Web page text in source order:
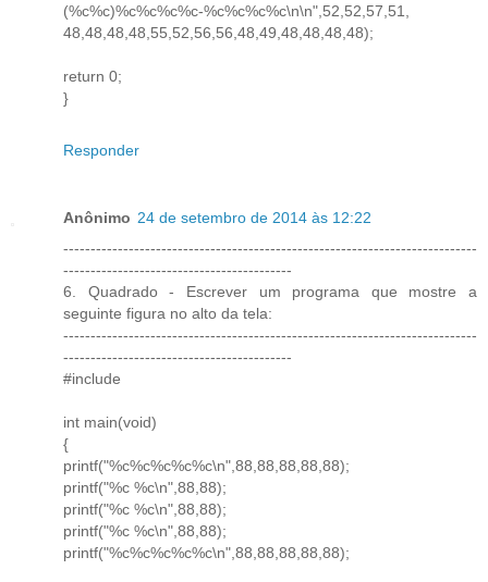
(%c%c)%c%c%c%c-%c%c%c%c\n\n",52,52,57,51,
48,48,48,48,55,52,56,56,48,49,48,48,48,48);
return 0;
}
Responder
Anônimo 24 de setembro de 2014 às 12:22
----------------------------------------------------------------------------
------------------------------------------
6. Quadrado - Escrever um programa que mostre a
seguinte figura no alto da tela:
----------------------------------------------------------------------------
------------------------------------------
#include
int main(void)
{
printf("%c%c%c%c%c\n",88,88,88,88,88);
printf("%c %c\n",88,88);
printf("%c %c\n",88,88);
printf("%c %c\n",88,88);
printf("%c%c%c%c%c\n",88,88,88,88,88);